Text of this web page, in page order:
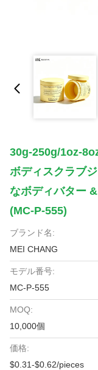
30g-250g/1oz-
ボディスクラブ
なボディバター
(MC-P-555)
ブランド名:
MEI CHANG
モデル番号:
MC-P-555
MOQ:
10,000個
価格:
$0.31-$0.62/pieces